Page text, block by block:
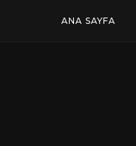
ANA SAYFA